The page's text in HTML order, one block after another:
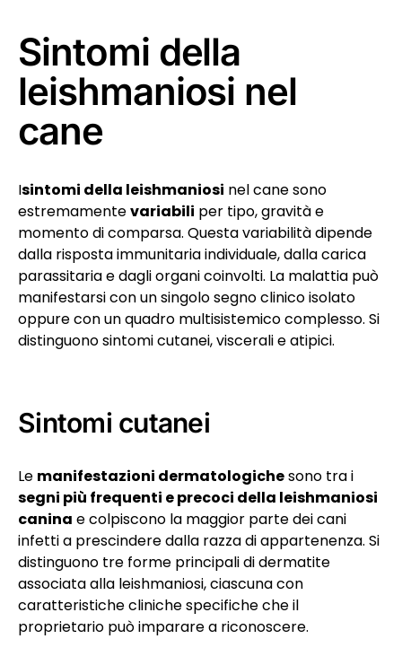
Sintomi della
leishmaniosi nel
cane
Isintomi della leishmaniosi nel cane sono
estremamentevariabili per tipo, gravità e
momento di comparsa. Questa variabilità dipende
dalla risposta immunitaria individuale, dalla carica
parassitaria e dagli organi coinvolti. La malattia può
manifestarsi con un singolo segno clinico isolato
oppure con un quadro multisistemico complesso. Si
distinguono sintomi cutanei, viscerali e atipici.
Sintomi cutanei
Le manifestazioni dermatologichesono tra i
segni più frequenti e precoci della leishmaniosi
canina e colpiscono la maggior parte dei cani
infetti a prescindere dalla razza di appartenenza. Si
distinguono tre forme principali di dermatite
associata alla leishmaniosi, ciascuna con
caratteristiche cliniche specifiche che il
proprietario può imparare a riconoscere.